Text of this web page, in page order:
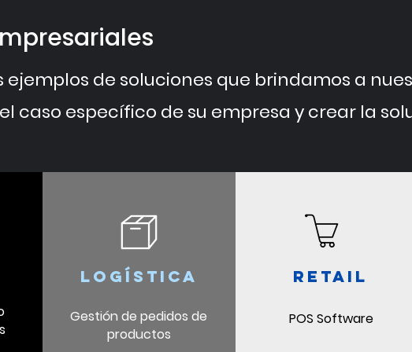
ejemplos de soluciones que brindamos a
caso específico de su empresa y crear la
Gestión de pedidos de
productos
POS Software
Logística REtail